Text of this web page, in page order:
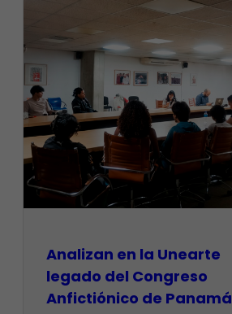
Analizan en la Unearte
legado del Congreso
Anfictiónico de Panamá